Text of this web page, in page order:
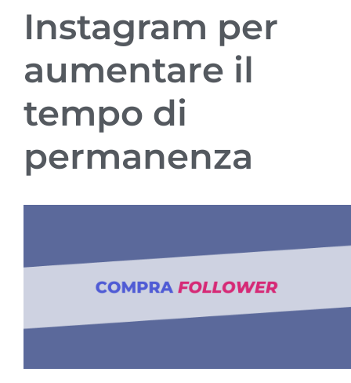
Instagram per
aumentare il
tempo di
permanenza